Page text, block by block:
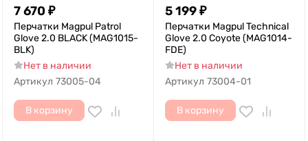
7 670 ₽
Перчатки Magpul Patrol
Glove 2.0 BLACK (MAG1015-
BLK)
Нет в наличии
Артикул 73005-04
В корзину
5 199₽
Перчатки Magpul Technical
Glove 2.0 Coyote (MAG1014-
FDE)
Нет в наличии
Артикул 73004-01
В корзину